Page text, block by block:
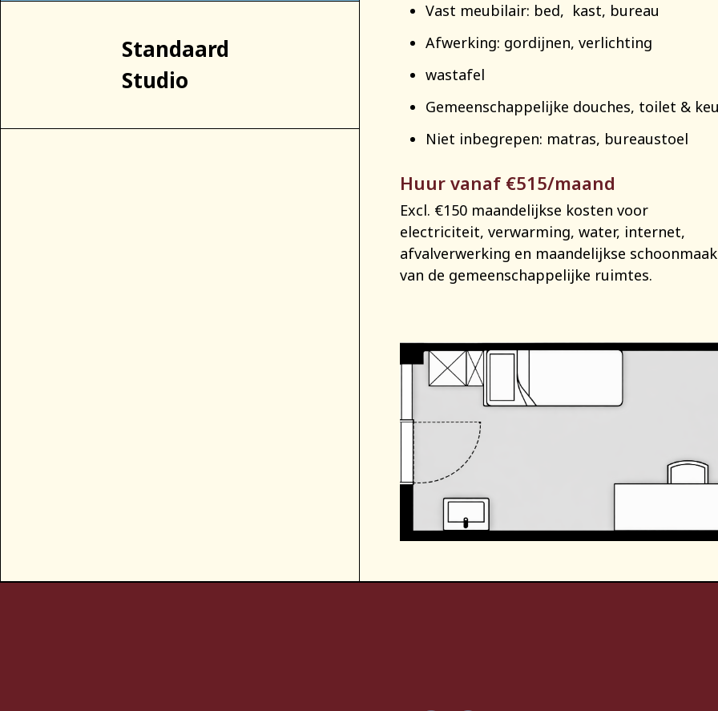
Standaard
Studio
Vast meubilair: bed, kast, bureau
Afwerking: gordijnen, verlichting
wastafel
Gemeenschappelijke douches, toilet &
Niet inbegrepen: matras, bureaustoel
Huur vanaf €515/maand
Excl. €150 maandelijkse kosten voor
electriciteit, verwarming, water, internet,
afvalverwerking en maandelijkse schoonmaak
van de gemeenschappelijke ruimtes.